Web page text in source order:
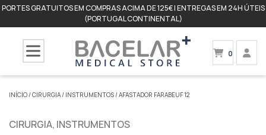
PORTES GRATUITOS EM COMPRAS ACIMA DE 125€ | ENTREGAS EM 24H ÚTEIS
(PORTUGAL CONTINENTAL)
0
INÍCIO/CIRURGIA/ INSTRUMENTOS/ AFASTADOR FARABEUF 12
CIRURGIA, INSTRUMENTOS